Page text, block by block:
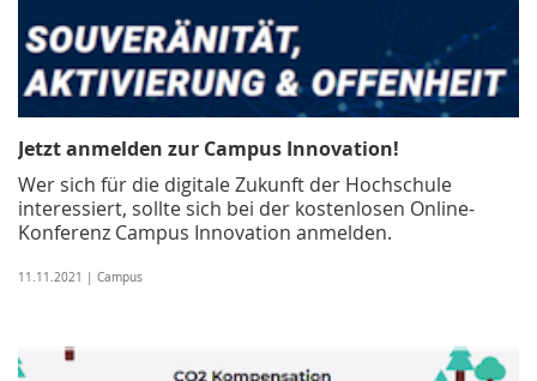
Jetzt anmelden zur Campus Innovation!
Wer sich für die digitale Zukunft der Hochschule
interessiert, sollte sich bei der kostenlosen Online-
Konferenz Campus Innovation anmelden.
11.11.2021 | Campus